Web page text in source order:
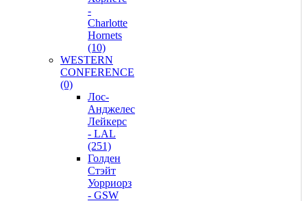
-
Charlotte
Hornets
(10)
WESTERN
CONFERENCE
(0)
Лос-
Анджелес
Лейкерс
- LAL
(251)
Голден
Стэйт
Уорриорз
- GSW